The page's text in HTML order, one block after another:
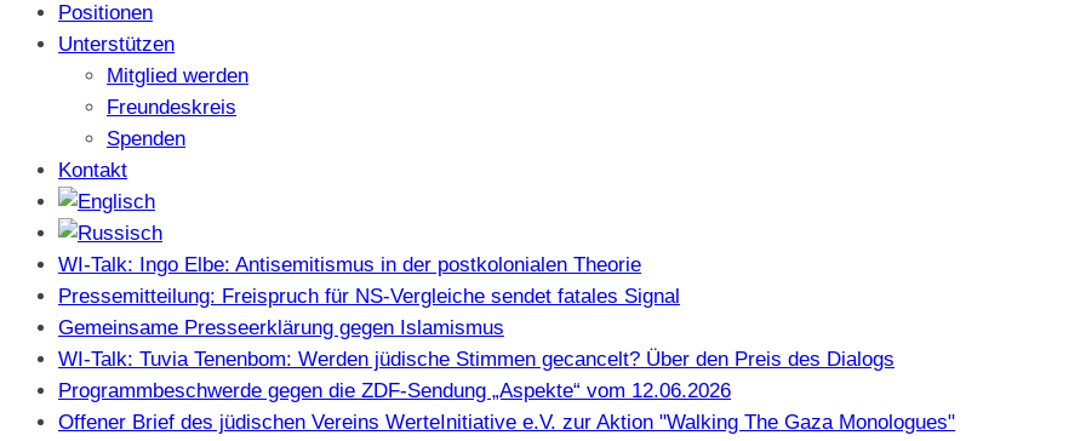
Positionen
Unterstützen
Mitglied werden
Freundeskreis
Spenden
Kontakt
WI-Talk: Ingo Elbe: Antisemitismus in der postkolonialen Theorie
Pressemitteilung: Freispruch für NS-Vergleiche sendet fatales Signal
Gemeinsame Presseerklärung gegen Islamismus
WI-Talk: Tuvia Tenenbom: Werden jüdische Stimmen gecancelt? Über den Preis des Dialogs
Programmbeschwerde gegen die ZDF-Sendung „Aspekte“ vom 12.06.2026
Offener Brief des jüdischen Vereins WerteInitiative e.V. zur Aktion "Walking The Gaza Monologues"